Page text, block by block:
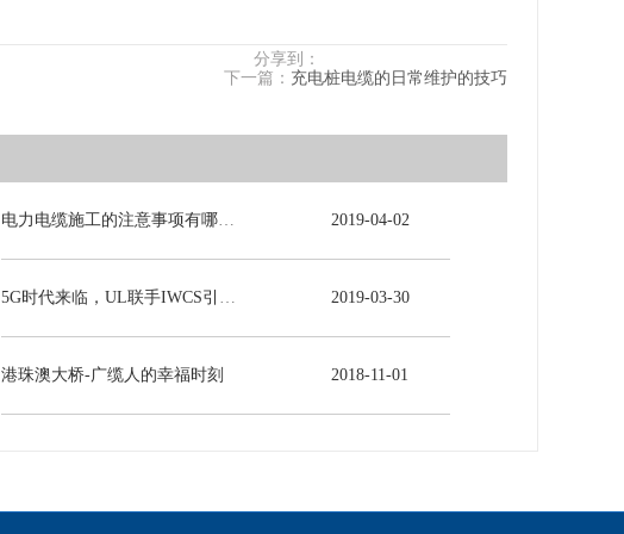
分享到：
下一篇： 充电桩电缆的日常维护的技巧
电力电缆施工的注意事项有哪些？ 2019-04-02
5G时代来临，UL联手IWCS引领线缆行业发展新未来 2019-03-30
港珠澳大桥-广缆人的幸福时刻 2018-11-01